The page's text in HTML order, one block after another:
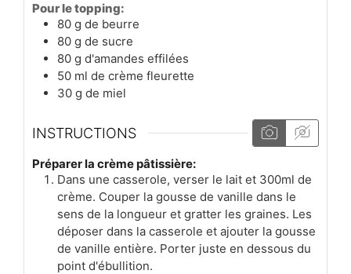
Pour le topping:
80 g de beurre
80 g de sucre
80 g d'amandes effilées
50 ml de crème fleurette
30 g de miel
INSTRUCTIONS
Préparer la crème pâtissière:
Dans une casserole, verser le lait et 300ml de
crème. Couper la gousse de vanille dans le
sens de la longueur et gratter les graines. Les
déposer dans la casserole et ajouter la gousse
de vanille entière. Porter juste en dessous du
point d'ébullition.